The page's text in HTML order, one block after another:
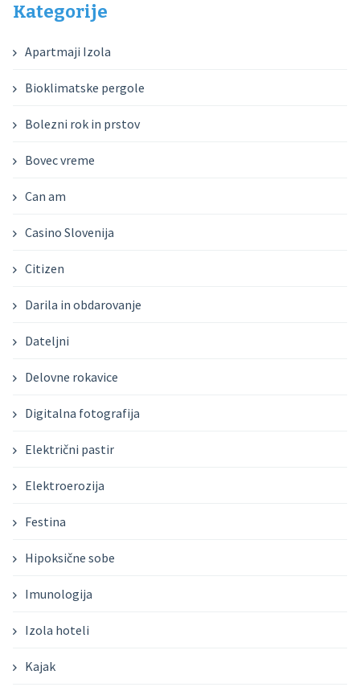
Kategorije
Apartmaji Izola
Bioklimatske pergole
Bolezni rok in prstov
Bovec vreme
Can am
Casino Slovenija
Citizen
Darila in obdarovanje
Dateljni
Delovne rokavice
Digitalna fotografija
Električni pastir
Elektroerozija
Festina
Hipoksične sobe
Imunologija
Izola hoteli
Kajak